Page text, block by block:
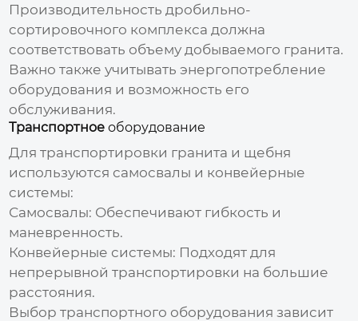
Производительность дробильно-
сортировочного комплекса должна
соответствовать объему добываемого гранита.
Важно также учитывать энергопотребление
оборудования и возможность его
обслуживания.
Транспортноеоборудование
Для транспортировки гранита и щебня
используются самосвалы и конвейерные
системы:
Самосвалы: Обеспечивают гибкость и
маневренность.
Конвейерные системы: Подходят для
непрерывной транспортировки на большие
расстояния.
Выбор транспортного оборудования зависит